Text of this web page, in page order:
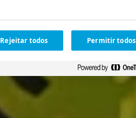
Rejeitar todos Permitir todos